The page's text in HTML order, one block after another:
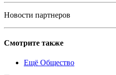
Новости партнеров
Смотрите также
Ещё Общество